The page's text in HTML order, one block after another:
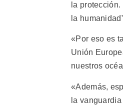
la
la
«Por eso es
Unión
nuestros
«Además,
la